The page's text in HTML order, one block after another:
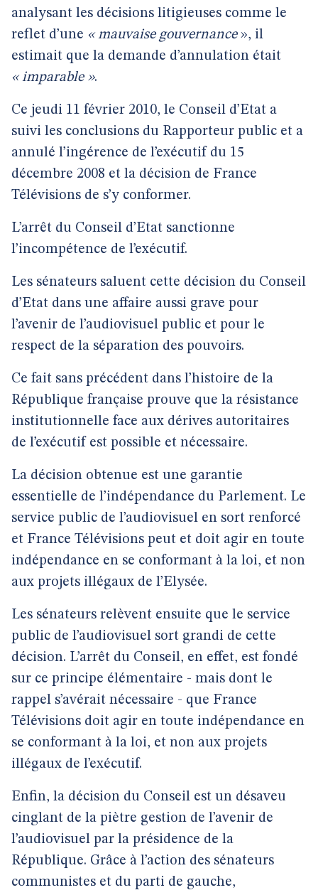
analysant les décisions litigieuses comme le
reflet d’une « mauvaise gouvernance», il
estimait que la demande d’annulation était
« imparable ».
Ce jeudi 11 février 2010, le Conseil d’Etat a
suivi les conclusions du Rapporteur public et a
annulé l’ingérence de l’exécutif du 15
décembre 2008 et la décision de France
Télévisions de s’y conformer.
L’arrêt du Conseil d’Etat sanctionne
l’incompétence de l’exécutif.
Les sénateurs saluent cette décision du Conseil
d’Etat dans une affaire aussi grave pour
l’avenir de l’audiovisuel public et pour le
respect de la séparation des pouvoirs.
Ce fait sans précédent dans l’histoire de la
République française prouve que la résistance
institutionnelle face aux dérives autoritaires
de l’exécutif est possible et nécessaire.
La décision obtenue est une garantie
essentielle de l’indépendance du Parlement. Le
service public de l’audiovisuel en sort renforcé
et France Télévisions peut et doit agir en toute
indépendance en se conformant à la loi, et non
aux projets illégaux de l’Elysée.
Les sénateurs relèvent ensuite que le service
public de l’audiovisuel sort grandi de cette
décision. L’arrêt du Conseil, en effet, est fondé
sur ce principe élémentaire - mais dont le
rappel s’avérait nécessaire - que France
Télévisions doit agir en toute indépendance en
se conformant à la loi, et non aux projets
illégaux de l’exécutif.
Enfin, la décision du Conseil est un désaveu
cinglant de la piètre gestion de l’avenir de
l’audiovisuel par la présidence de la
République. Grâce à l’action des sénateurs
communistes et du parti de gauche,